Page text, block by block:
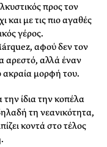
προς τον
και με τις πιο αγαθές
γέρος.
αφού δεν τον
αρεστό, αλλά έναν
ακραία μορφή του.
ίδια την κοπέλα
τη νεανικότητα,
κοντά στο τέλος